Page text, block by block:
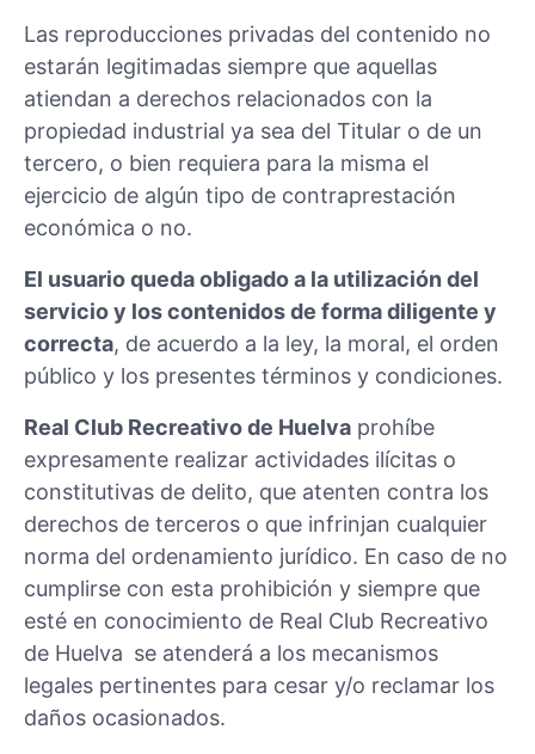
Las reproducciones privadas del contenido no
estarán legitimadas siempre que aquellas
atiendan a derechos relacionados con la
propiedad industrial ya sea del Titular o de un
tercero, o bien requiera para la misma el
ejercicio de algún tipo de contraprestación
económica o no.
El usuario queda obligado a la utilización del
servicio y los contenidos de forma diligente y
correcta, de acuerdo a la ley, la moral, el orden
público y los presentes términos y condiciones.
Real Club Recreativo de Huelva prohíbe
expresamente realizar actividades ilícitas o
constitutivas de delito, que atenten contra los
derechos de terceros o que infrinjan cualquier
norma del ordenamiento jurídico. En caso de no
cumplirse con esta prohibición y siempre que
esté en conocimiento de Real Club Recreativo
de Huelva se atenderá a los mecanismos
legales pertinentes para cesar y/o reclamar los
daños ocasionados.